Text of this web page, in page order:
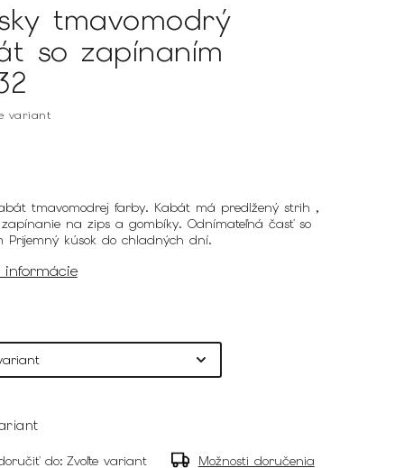
tmavomodrý
so zapínaním
variant
tmavomodrej farby. Kabát má predlžený strih ,
na zips a gombíky. Odnímateľná časť so
Prijemný kúsok do chladných dní.
informácie
do: Zvoľte variant Možnosti doručenia